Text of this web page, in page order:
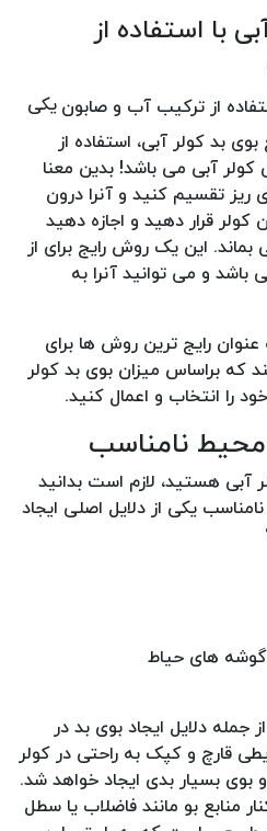
با استفاده از
یکی
بد کولر آبی، استفاده از
آبی می باشد! بدین معنا
ریز تقسیم کنید و آنرا درون
قرار دهید و اجازه دهید
این یک روش رایج برای از
و می توانید آنرا به
رایج ترین روش ها برای
که براساس میزان بوی بد کولر
را انتخاب و اعمال کنید.
نامناسب
آبی هستید، لازم است بدانید
یکی از دلایل اصلی ایجاد
گوشه های حیاط
جمله دلایل ایجاد بوی بد در
قارچ و کپک به راحتی در کولر
بسیار بدی ایجاد خواهد شد.
منابع بو مانند فاضلاب یا سطل